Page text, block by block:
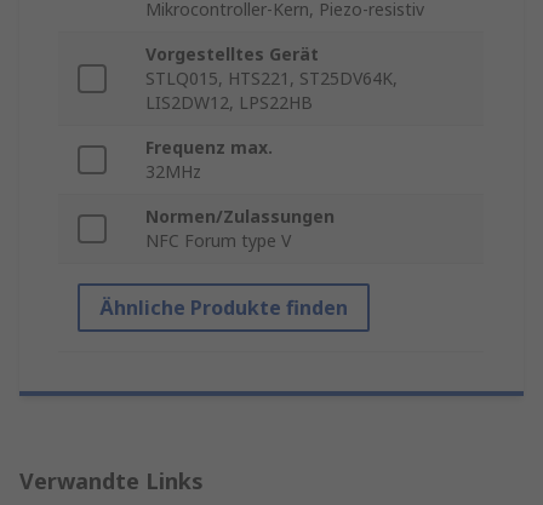
Mikrocontroller-Kern, Piezo-resistiv
Vorgestelltes Gerät
STLQ015, HTS221, ST25DV64K,
LIS2DW12, LPS22HB
Frequenz max.
32MHz
Normen/Zulassungen
NFC Forum type V
Ähnliche Produkte finden
Verwandte Links